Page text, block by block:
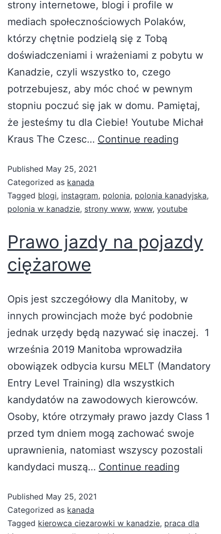
strony internetowe, blogi i profile w
mediach społecznościowych Polaków,
którzy chętnie podzielą się z Tobą
doświadczeniami i wrażeniami z pobytu w
Kanadzie, czyli wszystko to, czego
potrzebujesz, aby móc choć w pewnym
stopniu poczuć się jak w domu. Pamiętaj,
że jesteśmy tu dla Ciebie! Youtube Michał
Kraus The Czesc… Continue reading
Published May 25, 2021
Categorized as kanada
Tagged blogi, instagram, polonia, polonia kanadyjska,
polonia w kanadzie, strony www, www, youtube
Prawo jazdy na pojazdy
ciężarowe
Opis jest szczegółowy dla Manitoby, w
innych prowincjach może być podobnie
jednak urzędy będą nazywać się inaczej. 1
września 2019 Manitoba wprowadziła
obowiązek odbycia kursu MELT (Mandatory
Entry Level Training) dla wszystkich
kandydatów na zawodowych kierowców.
Osoby, które otrzymały prawo jazdy Class 1
przed tym dniem mogą zachować swoje
uprawnienia, natomiast wszyscy pozostali
kandydaci muszą… Continue reading
Published May 25, 2021
Categorized as kanada
Tagged kierowca ciezarowki w kanadzie, praca dla